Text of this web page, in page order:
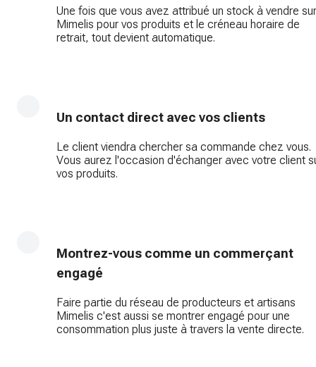
Une fois que vous avez attribué un stock à vendre sur
Mimelis pour vos produits et le créneau horaire de
retrait, tout devient automatique.
Un contact direct avec vos clients
Le client viendra chercher sa commande chez vous.
Vous aurez l'occasion d'échanger avec votre client
vos produits.
Montrez-vous comme un commerçant
engagé
Faire partie du réseau de producteurs et artisans
Mimelis c'est aussi se montrer engagé pour une
consommation plus juste à travers la vente directe.